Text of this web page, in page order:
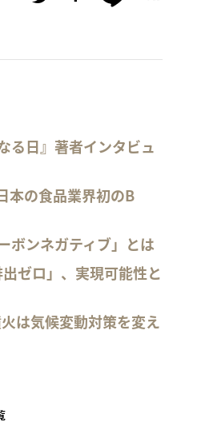
る日』著者インタビュ
本の食品業界初のB
ボンネガティブ」とは
ゼロ」、実現可能性と
は気候変動対策を変え